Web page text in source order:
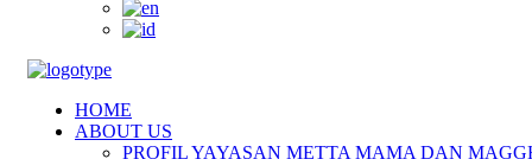
HOME
ABOUT US
PROFIL YAYASAN METTA MAMA DAN